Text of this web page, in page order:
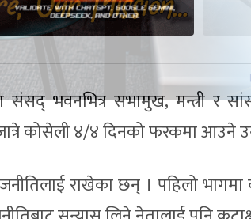
संसद् भवनभित्र सभामुख, मन्त्री र
कोसेली ४/४ दिनको फरकमा आउने
राखेका छन् । पहिलो भागमा